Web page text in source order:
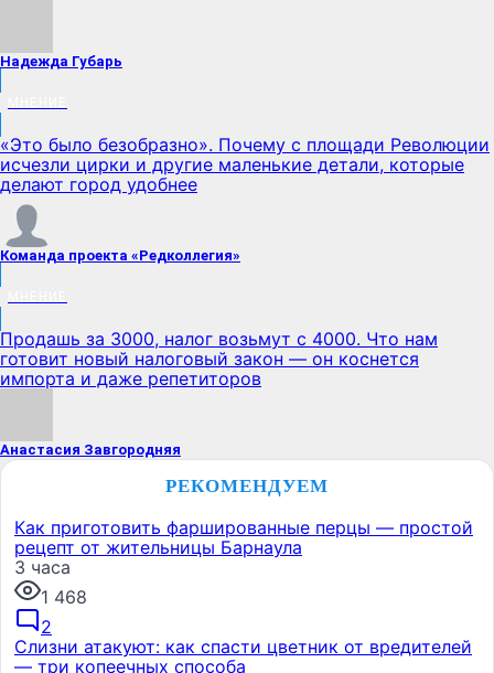
Надежда Губарь
«Это было безобразно». Почему с площади Революции
исчезли цирки и другие маленькие детали, которые
делают город удобнее
Команда проекта «Редколлегия»
Продашь за 3000, налог возьмут с 4000. Что нам
готовит новый налоговый закон — он коснется
импорта и даже репетиторов
Анастасия Завгородняя
РЕКОМЕНДУЕМ
Как приготовить фаршированные перцы — простой
рецепт от жительницы Барнаула
3 часа
1 468
2
Слизни атакуют: как спасти цветник от вредителей
— три копеечных способа